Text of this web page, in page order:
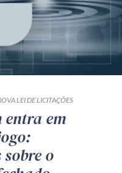
LEI DE LICITAÇÕES
entra em
o